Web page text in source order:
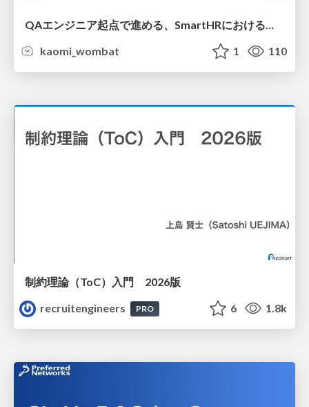
kaomi_wombat
1 110
制約理論（ToC）入門 2026版
recruitengineers
PRO 6 1.8k